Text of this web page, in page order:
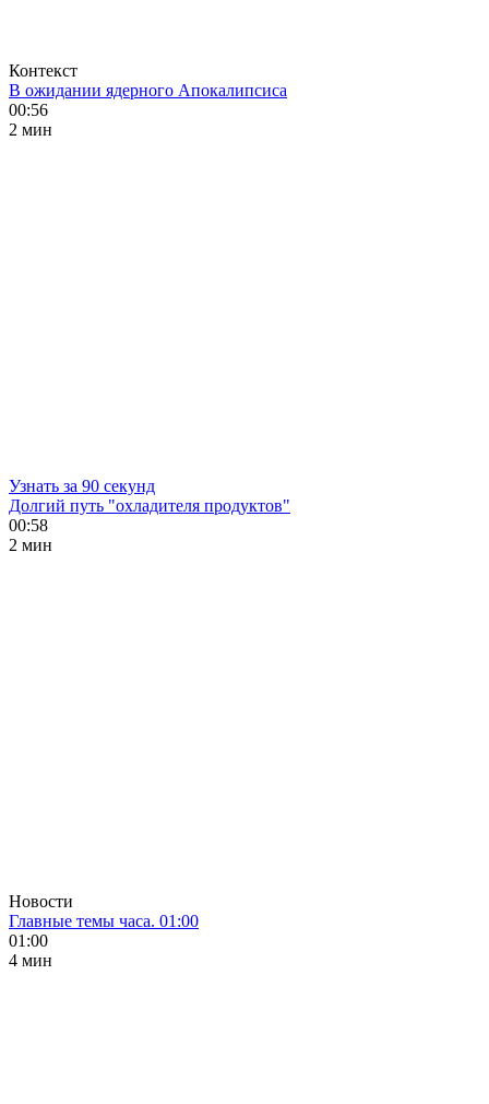
Контекст
В ожидании ядерного Апокалипсиса
00:56
2 мин
Узнать за 90 секунд
Долгий путь "охладителя продуктов"
00:58
2 мин
Новости
Главные темы часа. 01:00
01:00
4 мин